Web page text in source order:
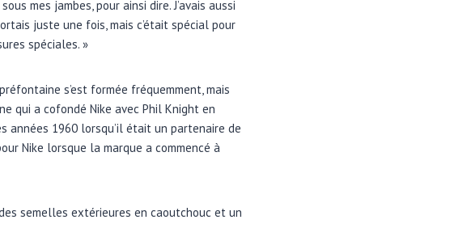
mes jambes, pour ainsi dire. J’avais aussi
juste une fois, mais c’était spécial pour
spéciales. »
s’est formée fréquemment, mais
qui a cofondé Nike avec Phil Knight en
années 1960 lorsqu’il était un partenaire de
Nike lorsque la marque a commencé à
semelles extérieures en caoutchouc et un